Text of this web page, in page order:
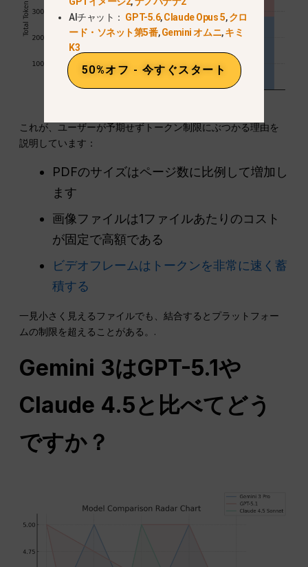
これが、ユーザーが予期せずトークン制限にぶつかる理由を
説明しています：
PDFのサイズはページ数に比例して増加し
ます
画像ファイルは1ファイルあたりのコスト
が固定で高額である
ビデオフレームはトークンを非常に速く蓄
積する
一見小さく見えるファイルでも、結合するとプラットフォー
ムの制限を超えることがある。.
Gemini 3はGPT-5.1や
Claude 4.5と比べてどう
ですか？
AIチャット： GPT-5.6,Claude Opus 5,クロ
ード・ソネット第5番,Gemini オムニ,キミ
K3
50%オフ - 今すぐスタート